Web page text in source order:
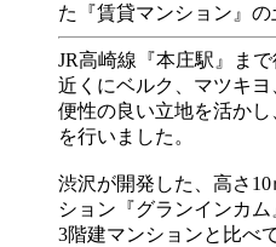
た『賃貸マンション』の
JR高崎線『本庄駅』まで
近くにベルク、マツキ
便性の良い立地を活か
を行いました。
渋沢が開発した、高さ
ション『グランインカム
3階建マンションと比べ